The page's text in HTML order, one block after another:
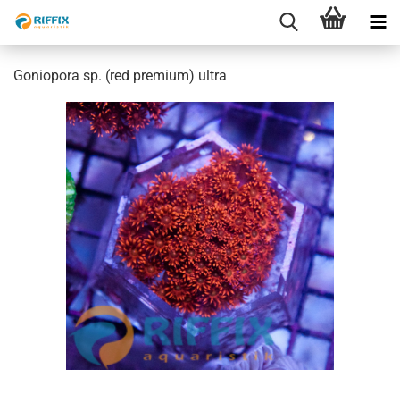
Goniopora sp. (red premium) ultra